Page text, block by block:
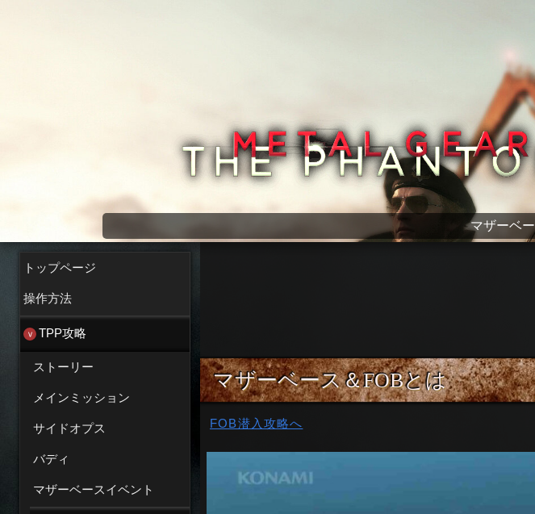
マザーベ
マザーベース＆FOBとは
FOB潜入攻略へ
トップページ
操作方法
TPP攻略
ストーリー
メインミッション
サイドオプス
バディ
マザーベースイベント